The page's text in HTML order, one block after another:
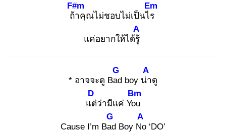
ถ้า
F#m
คุณไม่ชอบไม่เป็นไร
Em
แค่อยากให้ได้รู้
A
* อาจจะดู Bad
G
boy น่า
A
ดู
แต่
D
ว่ามีแค่ You
Bm
Cause I’m Bad
G
Boy No
A
‘DO’